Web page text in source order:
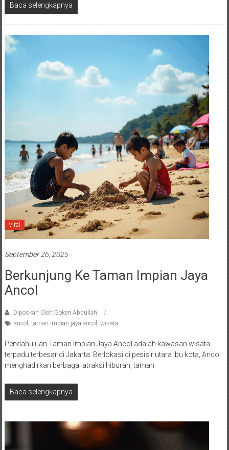
Baca selengkapnya
Viral
September 26, 2025
Berkunjung Ke Taman Impian Jaya
Ancol
Diposkan Oleh:Goken Abdullah
ancol , taman impian jaya ancol , wisata
Pendahuluan Taman Impian Jaya Ancol adalah kawasan wisata
terpadu terbesar di Jakarta. Berlokasi di pesisir utara ibu kota, Ancol
menghadirkan berbagai atraksi hiburan, taman
Baca selengkapnya